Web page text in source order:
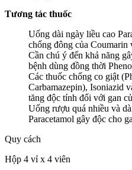
Tương tác thuốc
Uống dài ngày liều cao
chống đông của Coumarin
Cần chú ý đến khả năng
bệnh dùng đồng thời
Các thuốc chống co giật
Carbamazepin), Isoniazid
tăng độc tính đối với gan
Uống rượu quá nhiều và
Paracetamol gây độc cho
Quy cách
Hộp 4 vỉ x 4 viên